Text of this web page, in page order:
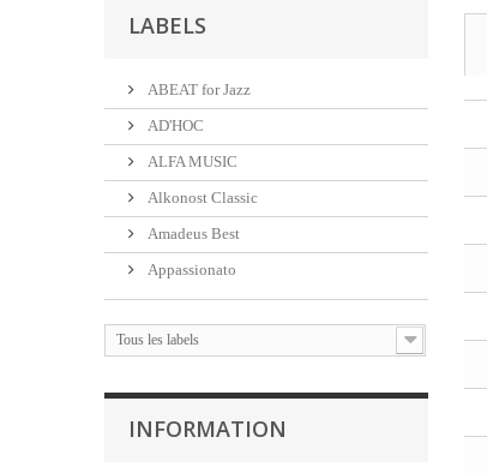
LABELS
ABEAT for Jazz
AD'HOC
ALFA MUSIC
Alkonost Classic
Amadeus Best
Appassionato
Tous les labels
INFORMATION